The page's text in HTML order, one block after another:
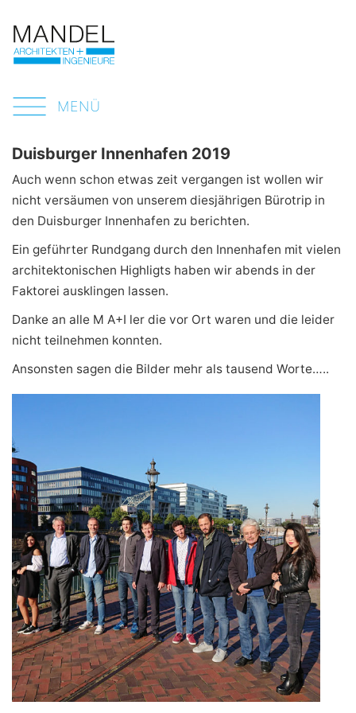
MENÜ
Duisburger Innenhafen 2019
Auch wenn schon etwas zeit vergangen ist wollen wir
nicht versäumen von unserem diesjährigen Bürotrip in
den Duisburger Innenhafen zu berichten.
Ein geführter Rundgang durch den Innenhafen mit vielen
architektonischen Highligts haben wir abends in der
Faktorei ausklingen lassen.
Danke an alle M A+I ler die vor Ort waren und die leider
nicht teilnehmen konnten.
Ansonsten sagen die Bilder mehr als tausend Worte…..